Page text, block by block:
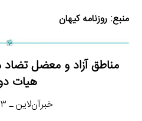
منبع: روزنامه کیهان
مناطق آزاد و معضل
هیات
خبرآن‌لاین ـ ۳ بهمن ۹۹